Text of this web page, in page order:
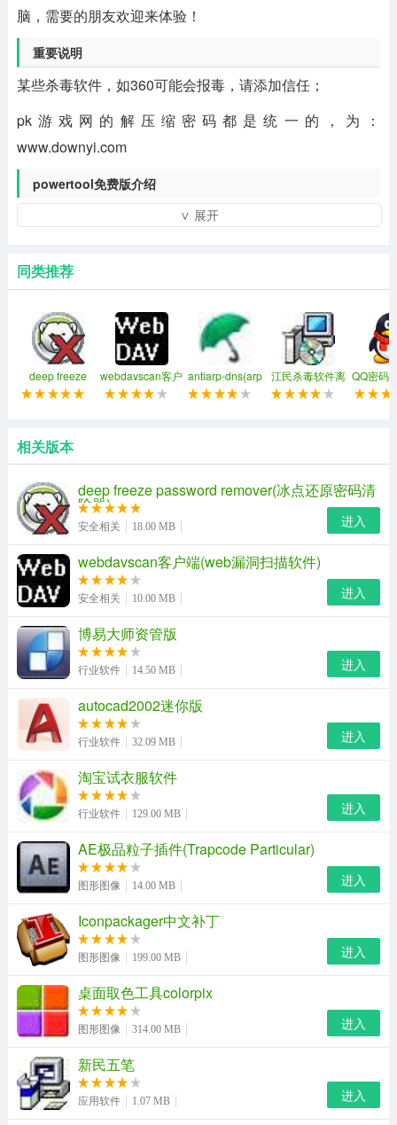
脑，需要的朋友欢迎来体验！
重要说明
某些杀毒软件，如360可能会报毒，请添加信任；
pk游戏网的解压缩密码都是统一的，为：
www.downyi.com
powertool免费版介绍
内核级手动杀毒辅助工具，powertool 的特色在于它能够获
的强制结束进程、强制删除文件、强制编辑注册表、强制
删除系统服务等等。现在版本已更新至v2.0，这次主要增
加了硬件检测功能，修改了进程排序后全蓝色的bug！新
版全新图标，加强了自我保护，全面支持windows10系
统，另外增加了查看进程参数，进程类型、禁用和启动计
划任务等功能。
powertool使用教程
1、系统修复
这个选项栏的一些功能，都是些基础且无需设置的。一
较严重，尤其是bioskit。
2、内核模块
∨ 展开
同类推荐
deep freeze
password
webdavscan客户
端(web漏洞扫描
antiarp-dns(arp
和dns欺骗攻击监
江民杀毒软件离
线升级包
QQ密码
费
相关版本
deep freeze password remover(冰点还原密码清
除器)
安全相关 18.00 MB 进入
webdavscan客户端(web漏洞扫描软件)
安全相关 10.00 MB 进入
博易大师资管版
行业软件 14.50 MB 进入
autocad2002迷你版
行业软件 32.09 MB 进入
淘宝试衣服软件
行业软件 129.00 MB 进入
AE极品粒子插件(Trapcode Particular)
图形图像 14.00 MB 进入
Iconpackager中文补丁
图形图像 199.00 MB 进入
桌面取色工具colorpix
图形图像 314.00 MB 进入
新民五笔
应用软件 1.07 MB 进入